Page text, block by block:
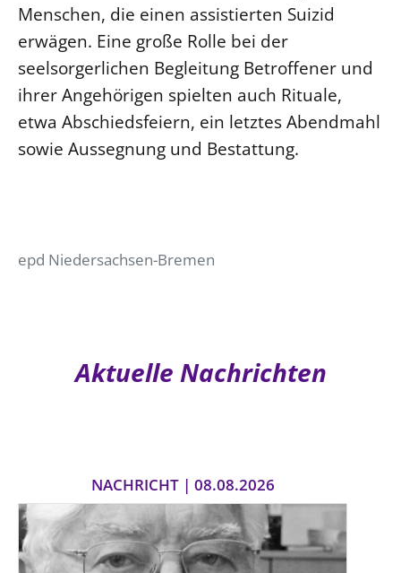
Menschen, die einen assistierten Suizid
erwägen. Eine große Rolle bei der
seelsorgerlichen Begleitung Betroffener und
ihrer Angehörigen spielten auch Rituale,
etwa Abschiedsfeiern, ein letztes Abendmahl
sowie Aussegnung und Bestattung.
epd Niedersachsen-Bremen
Aktuelle Nachrichten
NACHRICHT | 08.08.2026